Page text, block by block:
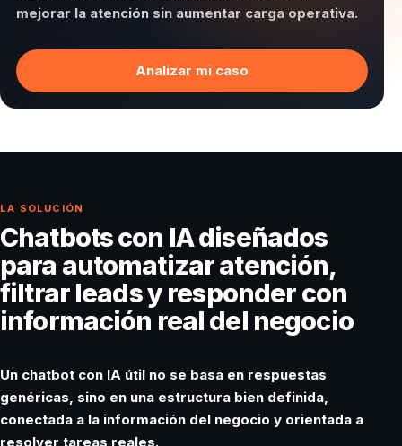
mejorar la atención sin aumentar carga operativa.
Analizar mi caso
LA SOLUCIÓN
Chatbots con IA diseñados
para automatizar atención,
filtrar leads y responder con
información real del negocio
Un chatbot con IA útil no se basa en respuestas
genéricas, sino en una estructura bien definida,
conectada a la información del negocio y orientada a
resolver tareas reales.